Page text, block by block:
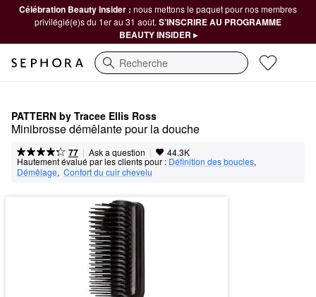
Célébration Beauty Insider : nous mettons le paquet pour nos membres
privilégié(e)s du 1er au 31 août. S’INSCRIRE AU PROGRAMME
BEAUTY INSIDER ▸
Recherche
PATTERN by Tracee Ellis Ross
Minibrosse démêlante pour la douche
77 | Ask a question | 44.3K
Hautement évalué par les clients pour : Définition des boucles,
Démêlage, Confort du cuir chevelu